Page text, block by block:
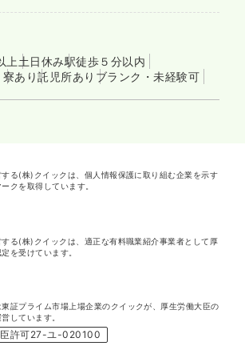
上 土日休み駅徒歩５分以内
寮あり託児所あり ブランク・未経験可
る(株)クイックは、個人情報保護に取り組む企業を示す
クを取得しています。
る(株)クイックは、適正な有料職業紹介事業者として厚
を受けています。
証プライム市場上場企業のクイックが、厚生労働大臣の
しています。
臣許可27-ユ-020100